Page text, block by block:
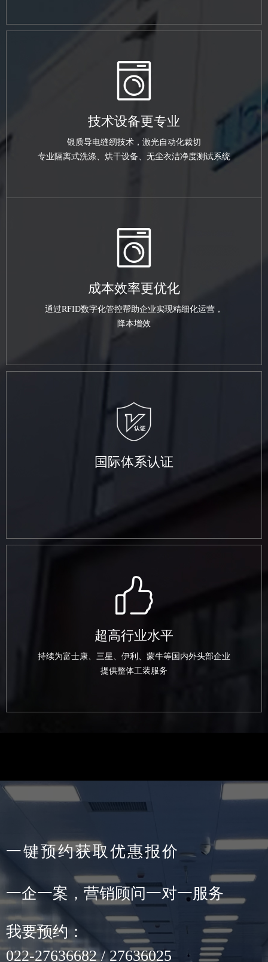
技术设备更专业
银质导电缝纫技术，激光自动化裁切
专业隔离式洗涤、烘干设备、无尘衣洁净度测试系统
国际体系认证
成本效率更优化
通过RFID数字化管控帮助企业实现精细化运营，
降本增效
超高行业水平
持续为富士康、三星、伊利、蒙牛等国内外头部企业
提供整体工装服务
一企一案，营销顾问一对一服务
我要预约：
022-27636682 / 27636025
一键预约获取优惠报价